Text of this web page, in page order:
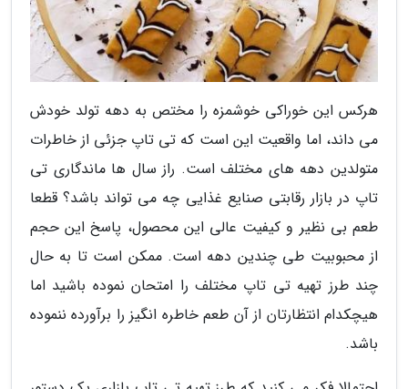
هرکس این خوراکی خوشمزه را مختص به دهه تولد خودش
می داند، اما واقعیت این است که تی تاپ جزئی از خاطرات
متولدین دهه های مختلف است. راز سال ها ماندگاری تی
تاپ در بازار رقابتی صنایع غذایی چه می تواند باشد؟ قطعا
طعم بی نظیر و کیفیت عالی این محصول، پاسخ این حجم
از محبوبیت طی چندین دهه است. ممکن است تا به حال
چند طرز تهیه تی تاپ مختلف را امتحان نموده باشید اما
هیچکدام انتظارتان از آن طعم خاطره انگیز را برآورده ننموده
باشد.